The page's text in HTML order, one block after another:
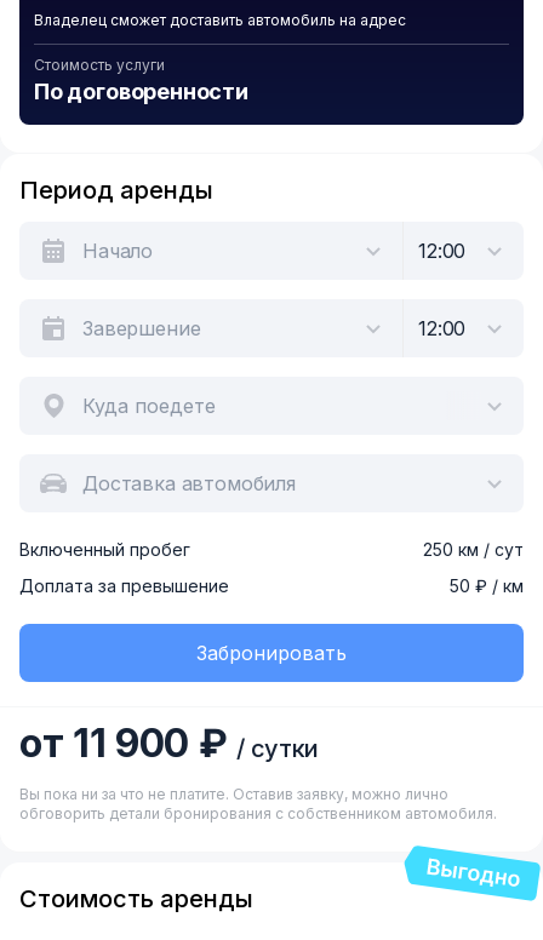
Владелец сможет доставить автомобиль на адрес
Стоимость услуги
По договоренности
Период аренды
Куда поедете
Доставка автомобиля
Включенный пробег
250 км / сут
Доплата за превышение
50 ₽ / км
Забронировать
от 11 900 ₽ / сутки
Вы пока ни за что не платите. Оставив заявку, можно лично
обговорить детали бронирования с собственником автомобиля.
Стоимость аренды